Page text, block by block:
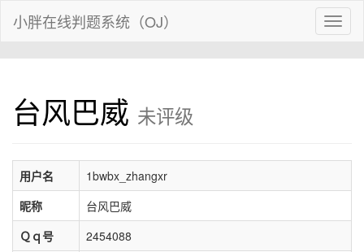
小胖在线判题系统（OJ）
台风巴威 未评级
用户名
1bwbx_zhangxr
昵称
台风巴威
Ｑｑ号
2454088